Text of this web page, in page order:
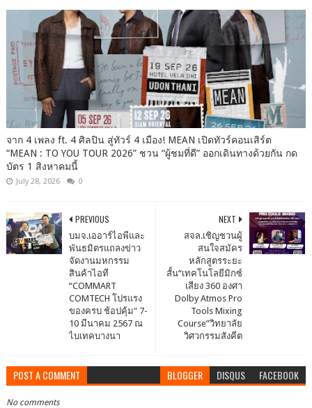
จาก 4 เพลง ft. 4 ศิลปิน สู่ทัวร์ 4 เมือง! MEAN เปิดทัวร์คอนเสิร์ต
“MEAN : TO YOU TOUR 2026” ชวน “ผู้ชมที่ดี” ออกเดินทางด้วยกัน กด
บัตร 1 สิงหาคมนี้
July 28, 2026 0
NEXT
สจล.เชิญชวนผู้
สนใจสมัคร
หลักสูตรระยะ
สั้น“เทคโนโลยีมิกซ์
เสียง 360 องศา
Dolby Atmos Pro
Tools Mixing
Course”วิทยาลัย
วิศวกรรมสังคีต
PREVIOUS
บมจ.เออาร์ไอพีและ
พันธมิตรแถลงข่าว
จัดงานมหกรรม
สินค้าไอที
“COMMART
COMTECH โปรแรง
ของครบ ช้อปคุ้ม" 7-
10 มีนาคม 2567 ณ
ไบเทคบางนา
POST A COMMENT BLOGGER DISQUS FACEBOOK
No comments